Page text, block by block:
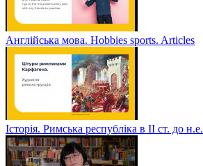
Англійська мова. Hobbies sports. Articles
Історія. Римська республіка в ІІ ст. до н.е.